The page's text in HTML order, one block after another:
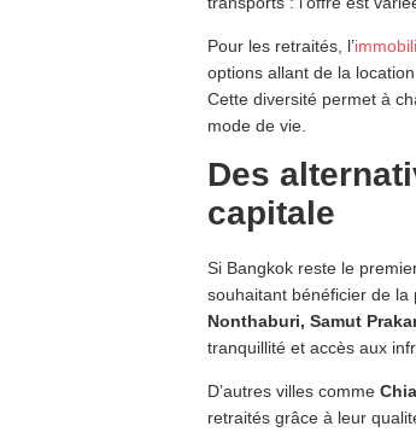
Pour les retraités, l’
options allant de la
Cette diversité permet à
mode de vie.
Des
capitale
Si Bangkok reste le
souhaitant bénéficier de la
Nonthaburi, Samut
tranquillité et accès aux
D’autres villes comme
retraités grâce à leur